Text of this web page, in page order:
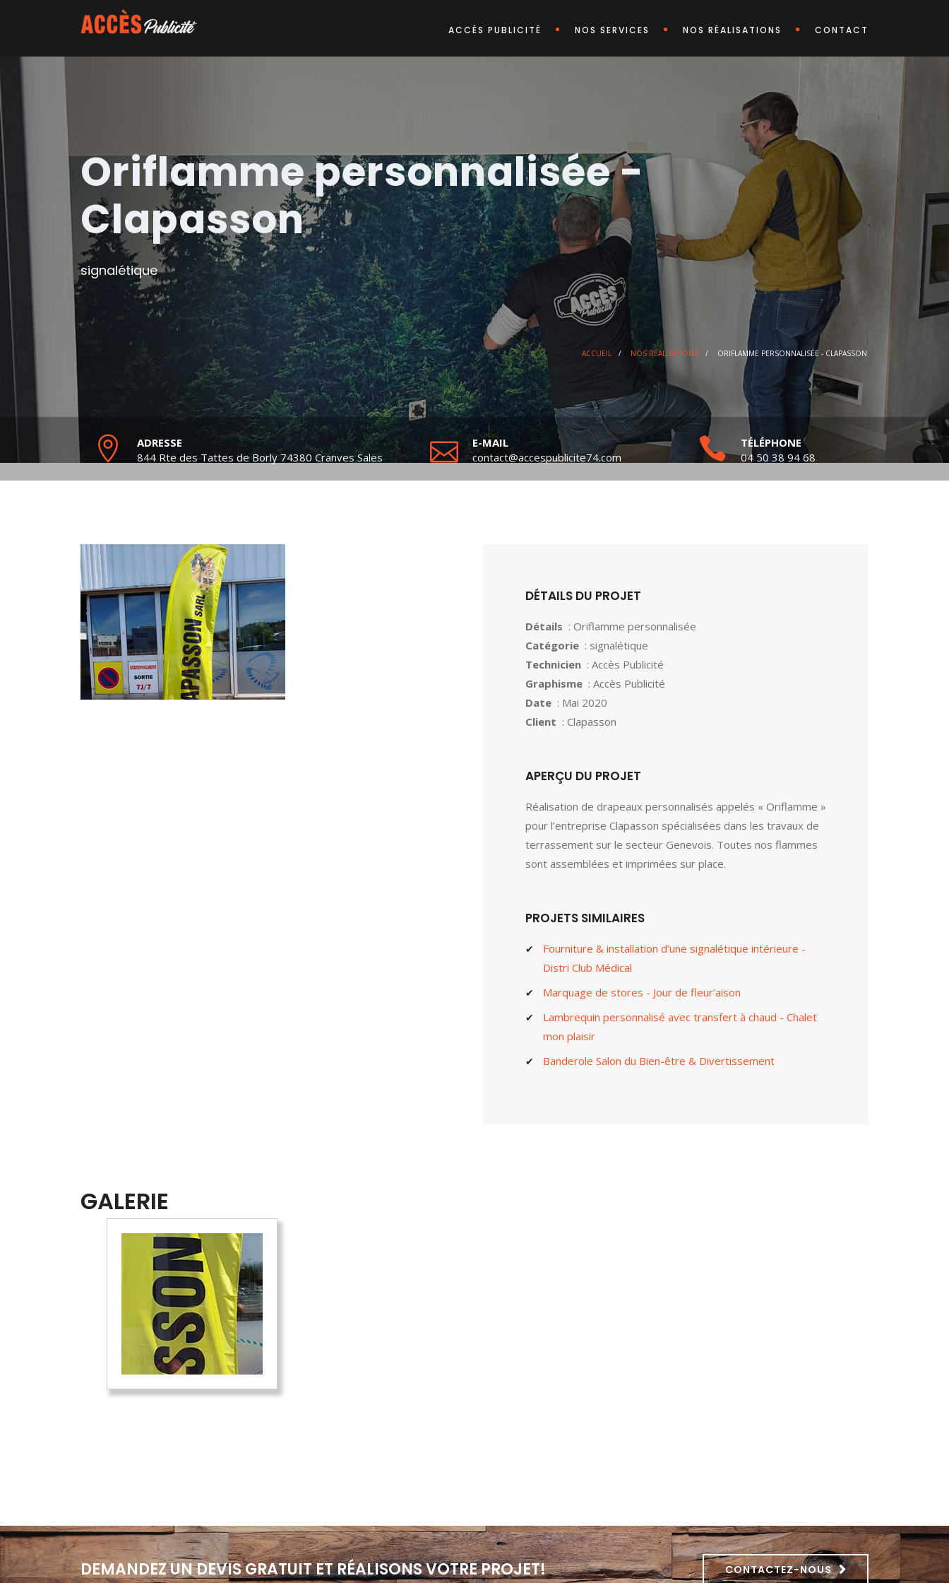
ACCÈS PUBLICITÉ NOS SERVICES NOS RÉALISATIONS CONTACT
Oriflamme personnalisée -
Clapasson
signalétique
ACCUEIL / NOS RÉALISATIONS / ORIFLAMME PERSONNALISÉE - CLAPASSON
ADRESSE
844 Rte des Tattes de Borly 74380 Cranves Sales
E-MAIL
contact@accespublicite74.com
TÉLÉPHONE
04 50 38 94 68
DÉTAILS DU PROJET
Détails : Oriflamme personnalisée
Catégorie : signalétique
Technicien : Accès Publicité
Graphisme : Accès Publicité
Date : Mai 2020
Client : Clapasson
APERÇU DU PROJET
Réalisation de drapeaux personnalisés appelés « Oriflamme »
pour l’entreprise Clapasson spécialisées dans les travaux de
terrassement sur le secteur Genevois. Toutes nos flammes
sont assemblées et imprimées sur place.
PROJETS SIMILAIRES
Fourniture & installation d’une signalétique intérieure -
Distri Club Médical
Marquage de stores - Jour de fleur’aison
Lambrequin personnalisé avec transfert à chaud - Chalet
mon plaisir
Banderole Salon du Bien-être & Divertissement
GALERIE
DEMANDEZ UN DEVIS GRATUIT ET RÉALISONS VOTRE PROJET! CONTACTEZ-NOUS